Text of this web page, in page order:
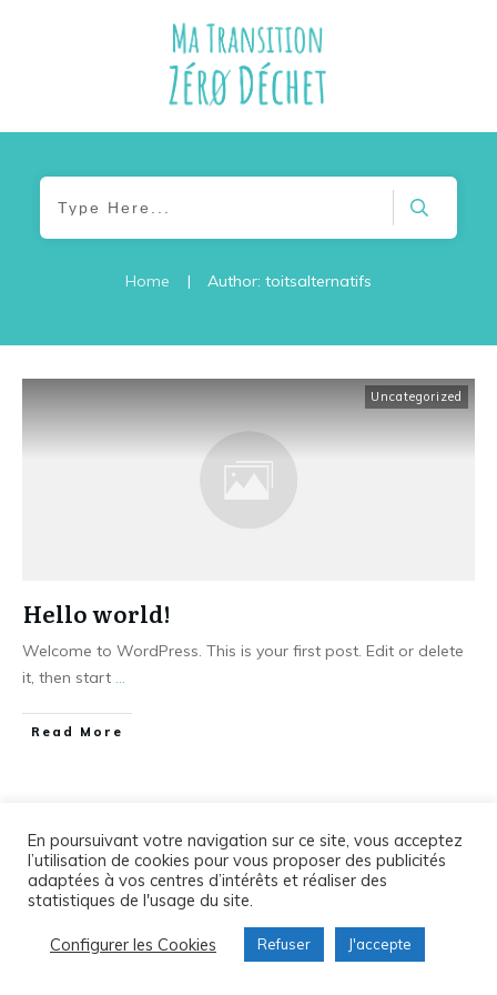
Home | Author: toitsalternatifs
Uncategorized
Hello world!
Welcome to WordPress. This is your first post. Edit or delete
it, then start
​Read More
Politique de confidentialité et Mentions légales
Copyright 2026 Ma transition Zéro Déchet | Toits Alternatifs
En poursuivant votre navigation sur ce site, vous acceptez
l’utilisation de cookies pour vous proposer des publicités
adaptées à vos centres d’intérêts et réaliser des
statistiques de l'usage du site.
Configurer les Cookies Refuser J'accepte